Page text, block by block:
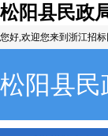
松阳县民政
您好,欢迎您来到浙江招标
松阳县民